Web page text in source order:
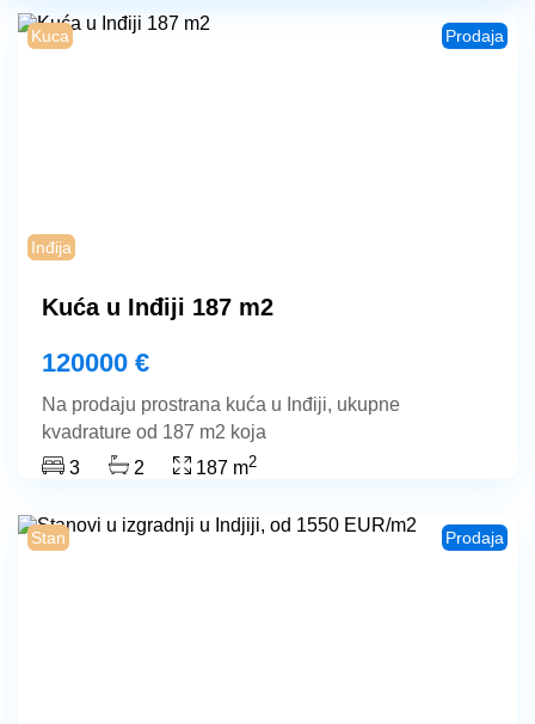
Goračiće
Novi
Sad
Obrež
Pećinci
Kuca Prodaja
Inđija
Kuća u Inđiji 187 m2
120000 €
Na prodaju prostrana kuća u Inđiji, ukupne
kvadrature od 187 m2 koja
3
2 187 m2
Stan Prodaja